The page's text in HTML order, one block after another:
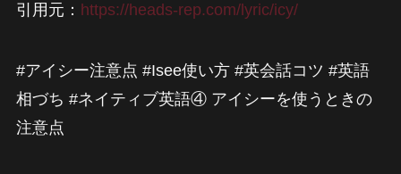
引用元： https://heads-rep.com/lyric/icy/
#アイシー注意点 #Isee使い方 #英会話コツ #英語
相づち #ネイティブ英語④ アイシーを使うときの
注意点